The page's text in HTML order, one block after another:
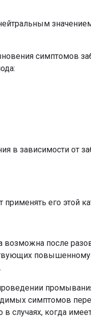
симптомов
в зависимости от
его этой
возможна после
симптомов
случаях, когда